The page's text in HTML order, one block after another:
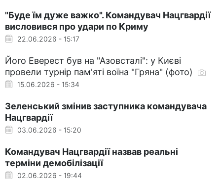
"Буде їм дуже важко". Командувач Нацгвардії
висловився про удари по Криму
22.06.2026 - 15:17
Його Еверест був на "Азовсталі": у Києві
провели турнір пам'яті воїна "Гряна" (фото)
15.06.2026 - 15:34
Зеленський змінив заступника командувача
Нацгвардії
03.06.2026 - 15:20
Командувач Нацгвардії назвав реальні
терміни демобілізації
02.06.2026 - 19:44